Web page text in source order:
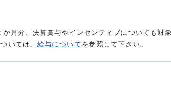
月分、決算賞与やインセンティブについても対象
いては、 給与についてを参照して下さい。